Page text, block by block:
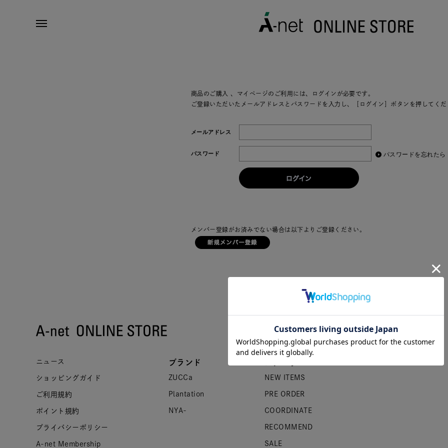
商品のご購入
、マイページのご利用には、ログインが必要です。
ご登録いただいたメールアドレスとパスワードを入力し、［ログイン］ボタンを押してく
メールアドレス
パスワード パスワードを忘れたら
メンバー登録がお済みでない場合は以下よりご登録ください。
ニュース
ショッピングガイド
ご利用規約
ポイント規約
プライバシーポリシー
A-net Membership
ブランド
ZUCCa
Plantation
NYA-
NEW ITEMS
PRE ORDER
COORDINATE
RECOMMEND
SALE